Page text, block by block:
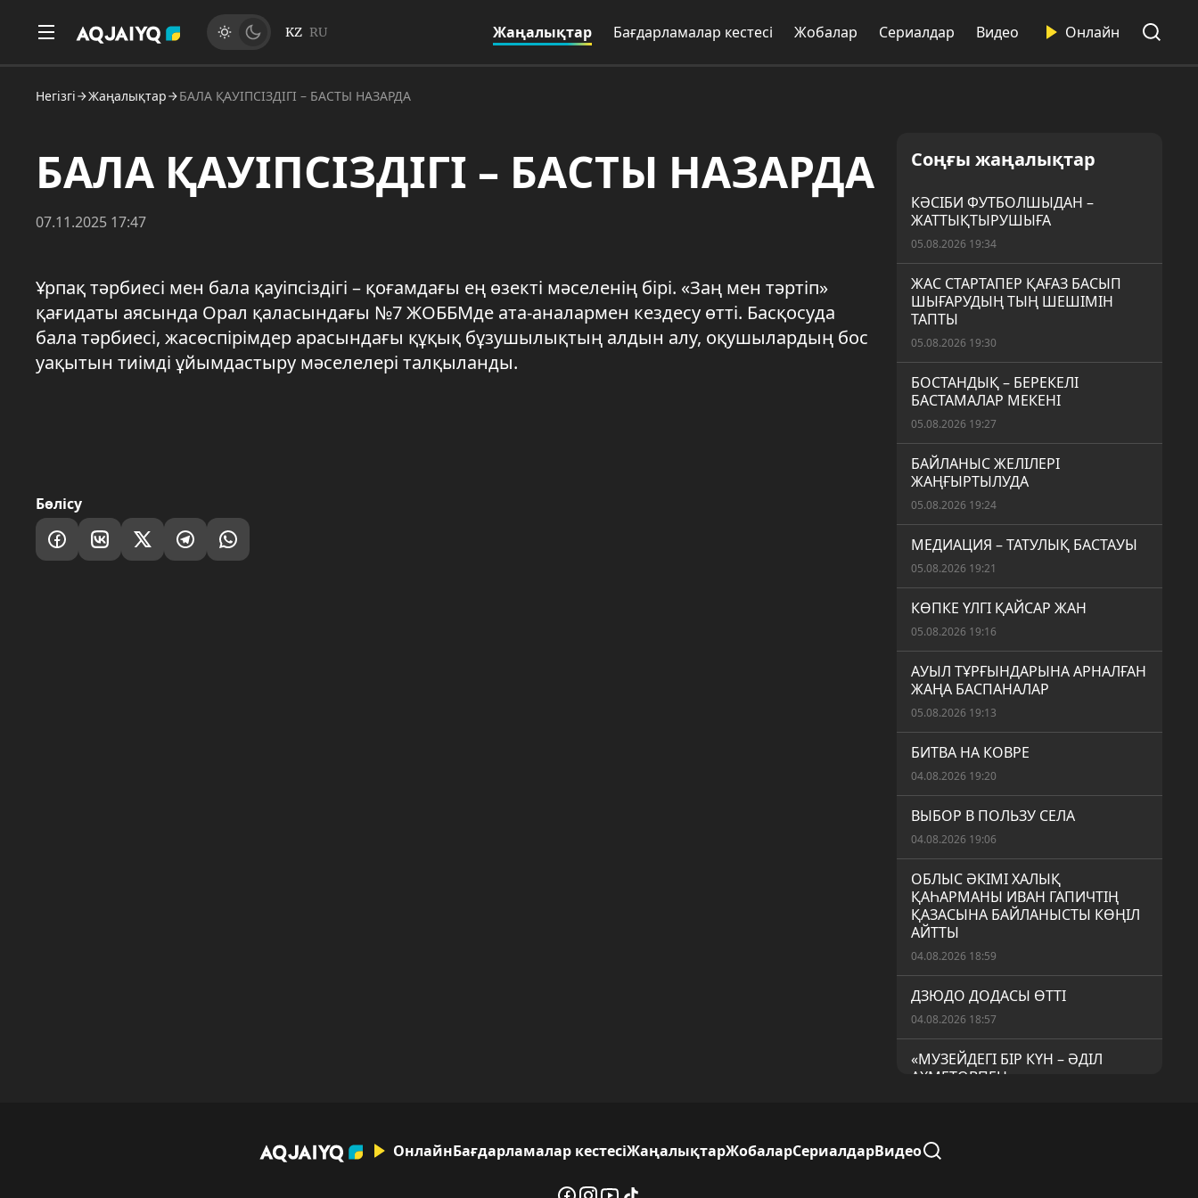
KZ RU Жаңалықтар Бағдарламалар кестесі Жобалар Сериалдар Видео Онлайн
Негізгі Жаңалықтар БАЛА ҚАУІПСІЗДІГІ – БАСТЫ НАЗАРДА
БАЛА ҚАУІПСІЗДІГІ – БАСТЫ НАЗАРДА
07.11.2025 17:47
Ұрпақ тәрбиесі мен бала қауіпсіздігі – қоғамдағы ең өзекті мәселенің бірі. «Заң мен тәртіп»
қағидаты аясында Орал қаласындағы №7 ЖОББМде ата-аналармен кездесу өтті. Басқосуда
бала тәрбиесі, жасөспірімдер арасындағы құқық бұзушылықтың алдын алу, оқушылардың бос
уақытын тиімді ұйымдастыру мәселелері талқыланды.
Бөлісу
Соңғы жаңалықтар
КӘСІБИ ФУТБОЛШЫДАН –
ЖАТТЫҚТЫРУШЫҒА
05.08.2026 19:34
ЖАС СТАРТАПЕР ҚАҒАЗ БАСЫП
ШЫҒАРУДЫҢ ТЫҢ ШЕШІМІН
ТАПТЫ
05.08.2026 19:30
БОСТАНДЫҚ – БЕРЕКЕЛІ
БАСТАМАЛАР МЕКЕНІ
05.08.2026 19:27
БАЙЛАНЫС ЖЕЛІЛЕРІ
ЖАҢҒЫРТЫЛУДА
05.08.2026 19:24
МЕДИАЦИЯ – ТАТУЛЫҚ БАСТАУЫ
05.08.2026 19:21
КӨПКЕ ҮЛГІ ҚАЙСАР ЖАН
05.08.2026 19:16
АУЫЛ ТҰРҒЫНДАРЫНА АРНАЛҒАН
ЖАҢА БАСПАНАЛАР
05.08.2026 19:13
БИТВА НА КОВРЕ
04.08.2026 19:20
ВЫБОР В ПОЛЬЗУ СЕЛА
04.08.2026 19:06
ОБЛЫС ӘКІМІ ХАЛЫҚ
ҚАҺАРМАНЫ ИВАН ГАПИЧТІҢ
ҚАЗАСЫНА БАЙЛАНЫСТЫ КӨҢІЛ
АЙТТЫ
04.08.2026 18:59
ДЗЮДО ДОДАСЫ ӨТТІ
04.08.2026 18:57
«МУЗЕЙДЕГІ БІР КҮН – ӘДІЛ
АХМЕТОВПЕН»
ДАРЫНДЫ БАЛАЛАРҒА АРНАЛҒАН
ЖАЗҒЫ МЕКТЕП
ОнлайнБағдарламалар кестесіЖаңалықтарЖобаларСериалдарВидео